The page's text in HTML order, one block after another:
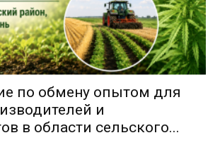
по обмену опытом для
и
в области сельского...